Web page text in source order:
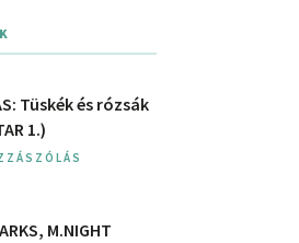
Tüskék és rózsák
1.)
M.NIGHT